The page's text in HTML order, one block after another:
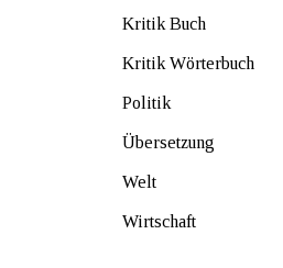
Kritik Buch
Kritik Wörterbuch
Politik
Übersetzung
Welt
Wirtschaft